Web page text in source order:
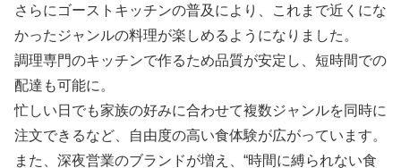
さらにゴーストキッチンの普及により、これまで近くにな
かったジャンルの料理が楽しめるようになりました。
調理専門のキッチンで作るため品質が安定し、短時間での
配達も可能に。
忙しい日でも家族の好みに合わせて複数ジャンルを同時に
注文できるなど、自由度の高い食体験が広がっています。
また、深夜営業のブランドが増え、“時間に縛られない食